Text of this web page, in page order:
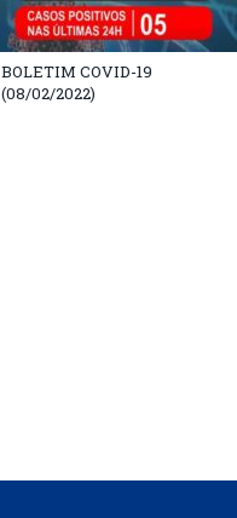
BOLETIM COVID-19
(08/02/2022)